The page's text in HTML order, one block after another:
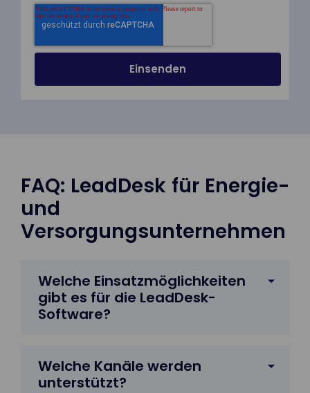
FAQ: LeadDesk für Energie-
und
Versorgungsunternehmen
Welche Einsatzmöglichkeiten
gibt es für die LeadDesk-
Software?
Welche Kanäle werden
unterstützt?